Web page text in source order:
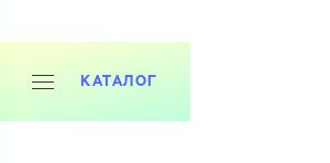
КАТАЛОГ